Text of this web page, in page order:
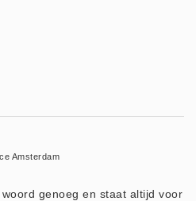
Amsterdam
genoeg en staat altijd voor